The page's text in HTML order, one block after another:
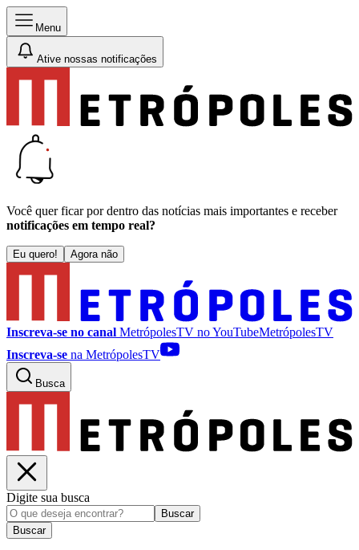
Menu
Ative nossas notificações
Você quer ficar por dentro das notícias mais importantes e receber
notificações em tempo real?
Eu quero! Agora não
Inscreva-se no canal MetrópolesTV noYouTubeMetrópolesTV
Inscreva-se na MetrópolesTV
Busca
Digite sua busca
Buscar
Buscar